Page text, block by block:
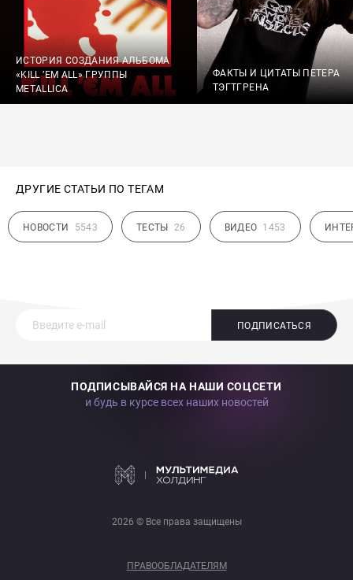
ИСТОРИЯ СОЗДАНИЯ АЛЬБОМА
«KILL ’EM ALL» ГРУППЫ
METALLICA
ФАКТЫ И ЦИТАТЫ ПЕТЕРА
ТЭГТГРЕНА
ДРУГИЕ СТАТЬИ ПО ТЕГАМ
НОВОСТИ 5543 ТЕСТЫ 26 ВИДЕО 1453
ПОДПИСАТЬСЯ
ПОДПИСЫВАЙСЯ НА НАШИ СОЦСЕТИ
и будь в курсе всех наших новостей
2026 © Все права защищены
ПРАВООБЛАДАТЕЛЯМ